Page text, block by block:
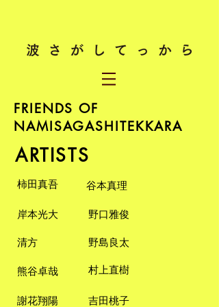
​柿田真吾
​岸本光大 野口雅俊
野島良太
村上直樹
FRIENDS OF
NAMISAGASHITEKKARA
ARTISTS
谷本真理
​謝花翔陽 吉田桃子
​熊谷卓哉
清方